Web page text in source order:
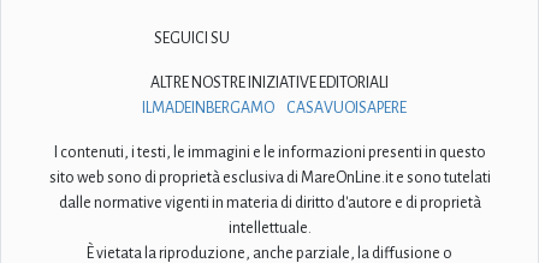
SEGUICI SU
ALTRE NOSTRE INIZIATIVE EDITORIALI
ILMADEINBERGAMO
CASAVUOISAPERE
I contenuti, i testi, le immagini e le informazioni presenti in questo
sito web sono di proprietà esclusiva di MareOnLine.it e sono tutelati
dalle normative vigenti in materia di diritto d'autore e di proprietà
intellettuale.
È vietata la riproduzione, anche parziale, la diffusione o